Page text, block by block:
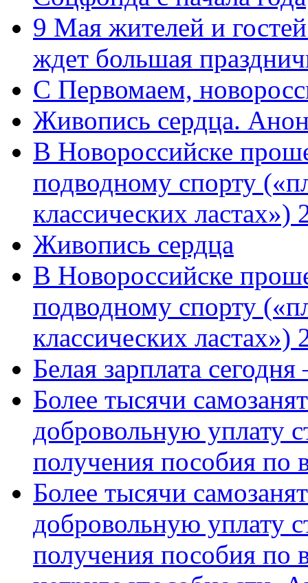
9 Мая жителей и
ждет большая
C Первомаем,
Живопись сердца.
В Новороссийске
подводному спорту
классических
Живопись сердца
В Новороссийске
подводному спорту
классических ластах»)
Белая зарплата
Более тысячи
добровольную уплату
получения пособия по
Более тысячи
добровольную уплату
получения пособия по